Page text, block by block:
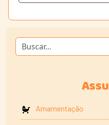
Amamentação